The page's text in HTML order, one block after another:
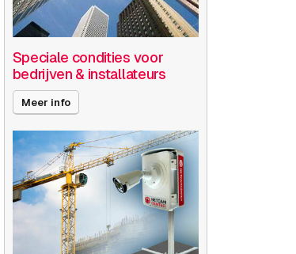
Speciale condities voor
bedrijven & installateurs
Meer info